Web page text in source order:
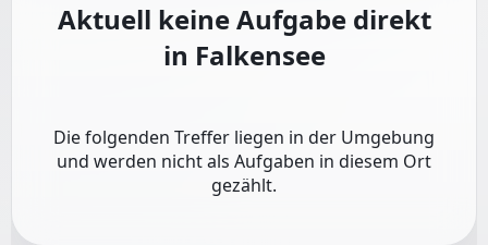
Aktuell keine Aufgabe direkt
in Falkensee
Die folgenden Treffer liegen in der Umgebung
und werden nicht als Aufgaben in diesem Ort
gezählt.